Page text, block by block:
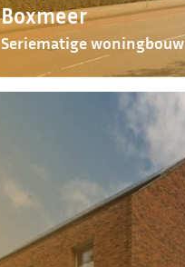
Boxmeer
Seriematige woningbouw